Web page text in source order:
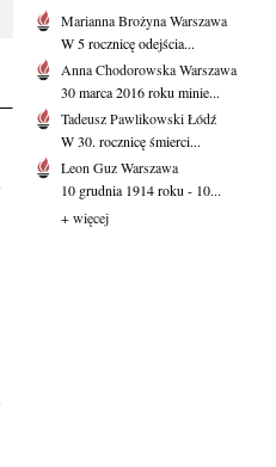
Marianna BrożynaWarszawa
W 5 rocznicę odejścia...
Anna ChodorowskaWarszawa
30 marca 2016 roku minie...
Tadeusz PawlikowskiŁódź
W 30. rocznicę śmierci...
Leon GuzWarszawa
10 grudnia 1914 roku - 10...
+ więcej